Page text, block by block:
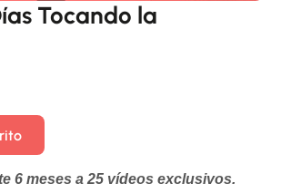
Tocando la
6 meses a 25 vídeos exclusivos.